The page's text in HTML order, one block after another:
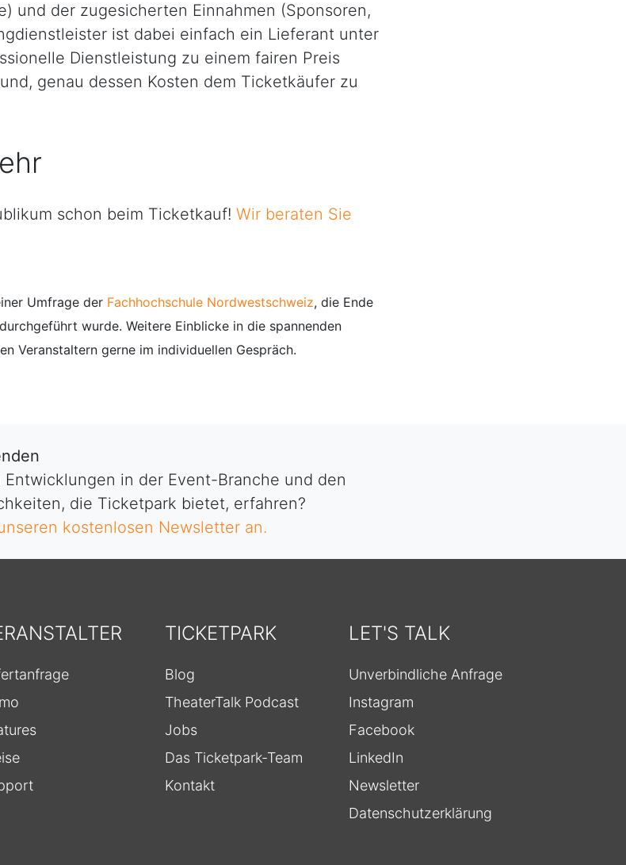
und der zugesicherten Einnahmen (Sponsoren,
ist dabei einfach ein Lieferant unter
Dienstleistung zu einem fairen Preis
genau dessen Kosten dem Ticketkäufer zu
schon beim Ticketkauf! Wir beraten Sie
Umfrage der Fachhochschule Nordwestschweiz, die Ende
wurde. Weitere Einblicke in die spannenden
Veranstaltern gerne im individuellen Gespräch.
in der Event-Branche und den
die Ticketpark bietet, erfahren?
kostenlosen Newsletter an.
TICKETPARK
Blog
TheaterTalk Podcast
Jobs
Das Ticketpark-Team
Kontakt
LET'S TALK
Unverbindliche Anfrage
Instagram
Facebook
LinkedIn
Newsletter
Datenschutzerklärung